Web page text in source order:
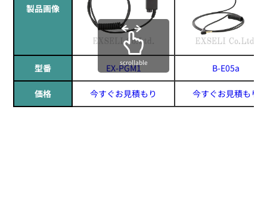
製品画像
型番 EX-PGM1 B-E05a
価格 今すぐお見積もり 今すぐお見積もり
scrollable